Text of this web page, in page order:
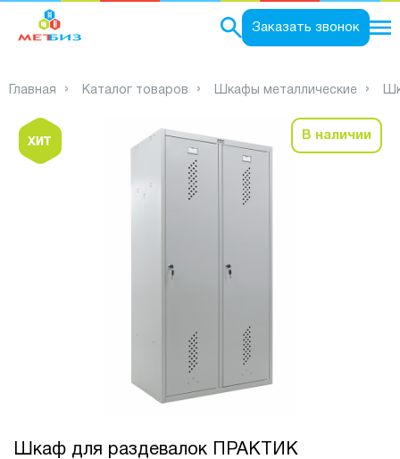
Заказать звонок
Главная Каталог товаров Шкафы металлические
В наличии
Шкаф для раздевалок ПРАКТИК